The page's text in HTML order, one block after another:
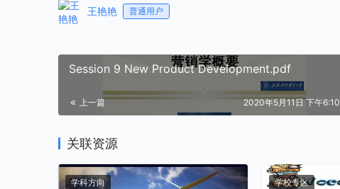
王艳艳 普通用户
Session 9 New Product Development.pdf
上一篇 2020年5月11日 下午6:10
关联资源
学科方向 学校专区